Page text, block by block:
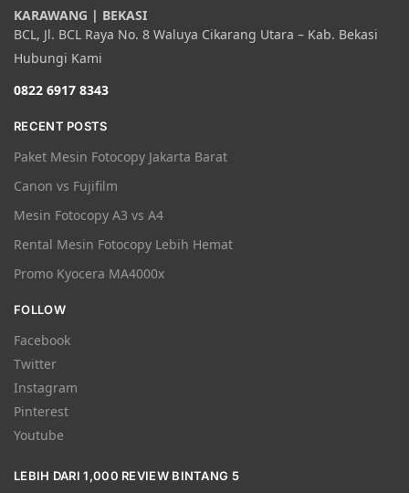
KARAWANG | BEKASI
BCL, Jl. BCL Raya No. 8 Waluya Cikarang Utara – Kab. Bekasi
Hubungi Kami
0822 6917 8343
RECENT POSTS
Paket Mesin Fotocopy Jakarta Barat
Canon vs Fujifilm
Mesin Fotocopy A3 vs A4
Rental Mesin Fotocopy Lebih Hemat
Promo Kyocera MA4000x
FOLLOW
Facebook
Twitter
Instagram
Pinterest
Youtube
LEBIH DARI 1,000 REVIEW BINTANG 5